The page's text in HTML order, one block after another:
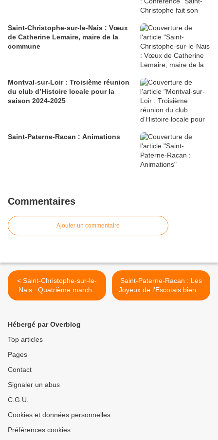
Saint-Christophe-sur-le-Nais : Vœux
de Catherine Lemaire, maire de la
commune
Montval-sur-Loir : Troisième réunion
du club d’Histoire locale pour la
saison 2024-2025
Saint-Paterne-Racan : Animations
Commentaires
Ajouter un commentaire
< Saint-Christophe-sur-le-
Nais : Quatrième marché
de Noël à La Chartrie
Saint-Paterne-Racan : Les
Joyeux de l’Escotais bientôt
sur les planches >
Hébergé par Overblog
Top articles
Pages
Contact
Signaler un abus
C.G.U.
Cookies et données personnelles
Préférences cookies